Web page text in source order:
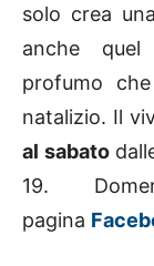
solo crea
anche quel
profumo
natalizio. Il
al sabato
19.
pagina